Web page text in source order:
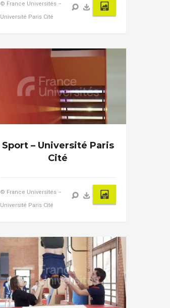
© France Universités –
Université Paris Cité
Sport – Université Paris
Cité
© France Universités –
Université Paris Cité